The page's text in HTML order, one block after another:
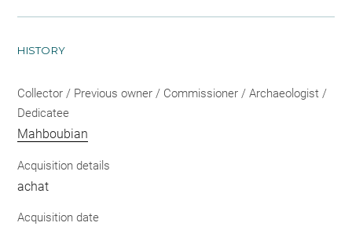
HISTORY
Collector / Previous owner / Commissioner / Archaeologist /
Dedicatee
Mahboubian
Acquisition details
achat
Acquisition date